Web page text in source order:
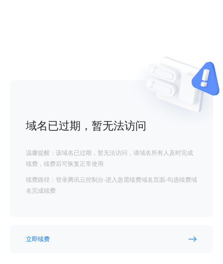
域名已过期，暂无法访问
温馨提醒：该域名已过期，暂无法访问，请域名所有人及时完成
续费，续费后可恢复正常使用
续费路径：登录腾讯云控制台-进入急需续费域名页面-勾选续费域
名完成续费
立即续费